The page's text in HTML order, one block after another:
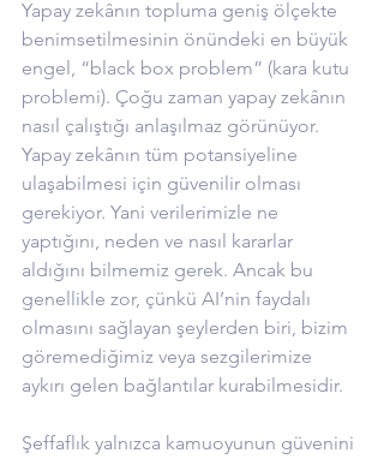
Yapay zekânın topluma geniş ölçekte
benimsetilmesinin önündeki en büyük
engel, “black box problem” (kara kutu
problemi). Çoğu zaman yapay zekânın
nasıl çalıştığı anlaşılmaz görünüyor.
Yapay zekânın tüm potansiyeline
ulaşabilmesi için güvenilir olması
gerekiyor. Yani verilerimizle ne
yaptığını, neden ve nasıl kararlar
aldığını bilmemiz gerek. Ancak bu
genellikle zor, çünkü AI’nin faydalı
olmasını sağlayan şeylerden biri, bizim
göremediğimiz veya sezgilerimize
aykırı gelen bağlantılar kurabilmesidir.
Şeffaflık yalnızca kamuoyunun güvenini